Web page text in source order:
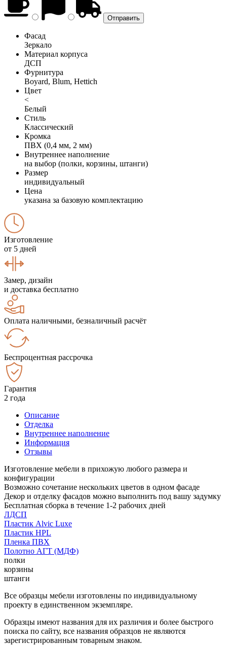
Фасад
Зеркало
Материал корпуса
ДСП
Фурнитура
Boyard, Blum, Hettich
Цвет
<
Белый
Стиль
Классический
Кромка
ПВХ (0,4 мм, 2 мм)
Внутреннее наполнение
на выбор (полки, корзины, штанги)
Размер
индивидуальный
Цена
указана за базовую комплектацию
Изготовление
от 5 дней
Замер, дизайн
и доставка бесплатно
Оплата наличными, безналичный расчёт
Беспроцентная рассрочка
Гарантия
2 года
Описание
Отделка
Внутреннее наполнение
Информация
Отзывы
Изготовление мебели в прихожую любого размера и
конфигурации
Возможно сочетание нескольких цветов в одном фасаде
Декор и отделку фасадов можно выполнить под вашу задумку
Бесплатная сборка в течение 1-2 рабочих дней
ЛДСП
Пластик Alvic Luxe
Пластик HPL
Пленка ПВХ
Полотно АГТ (МДФ)
полки
корзины
штанги
Все образцы мебели изготовлены по индивидуальному
проекту в единственном экземпляре.
Образцы имеют названия для их различия и более быстрого
поиска по сайту, все названия образцов не являются
зарегистрированным товарным знаком.